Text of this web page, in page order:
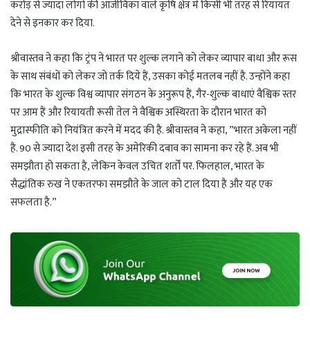
करोड़ से ज्यादा लोगों की आजीविका वाले कृषि क्षेत्र में किसी भी तरह से रियायत
देने से इनकार कर दिया.
श्रीवास्तव ने कहा कि ट्रंप ने भारत पर शुल्क लगाने को लेकर व्यापार बाधा और रूस
के साथ संबंधों को लेकर जो तर्क दिये हैं, उसका कोई मतलब नहीं है. उन्होंने कहा
कि भारत के शुल्क विश्व व्यापार संगठन के अनुरूप हैं, गैर-शुल्क बाधाएं वैश्विक स्तर
पर आम हैं और रियायती रूसी तेल ने वैश्विक अस्थिरता के दौरान भारत को
मुद्रास्फीति को नियंत्रित करने में मदद की है. श्रीवास्तव ने कहा, ”भारत अकेला नहीं
है. 90 से ज्यादा देश इसी तरह के अमेरिकी दबाव का सामना कर रहे हैं. अब भी
समझौता हो सकता है, लेकिन केवल उचित शर्तों पर. फिलहाल, भारत के
सैद्धांतिक रुख ने एकतरफा समझौते के जाल को टाल दिया है और यह एक
सफलता है.”